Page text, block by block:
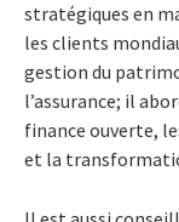
stratégiques en
les clients
gestion du
l’assurance; il
finance ouverte,
et la